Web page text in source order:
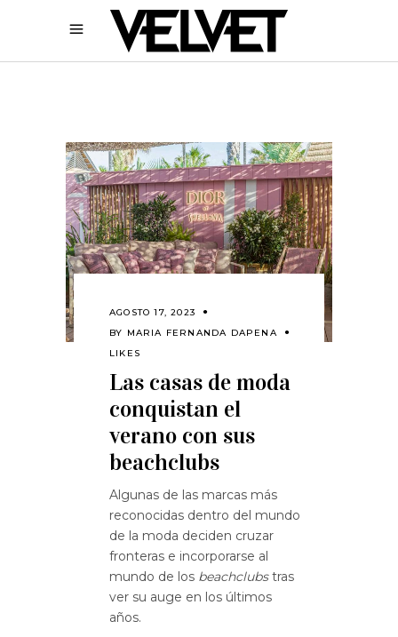
AGOSTO 17, 2023
BY MARIA FERNANDA DAPENA
LIKES
Las casas de moda
conquistan el
verano con sus
beachclubs
Algunas de las marcas más
reconocidas dentro del mundo
de la moda deciden cruzar
fronteras e incorporarse al
mundo de los beachclubstras
ver su auge en los últimos
años.